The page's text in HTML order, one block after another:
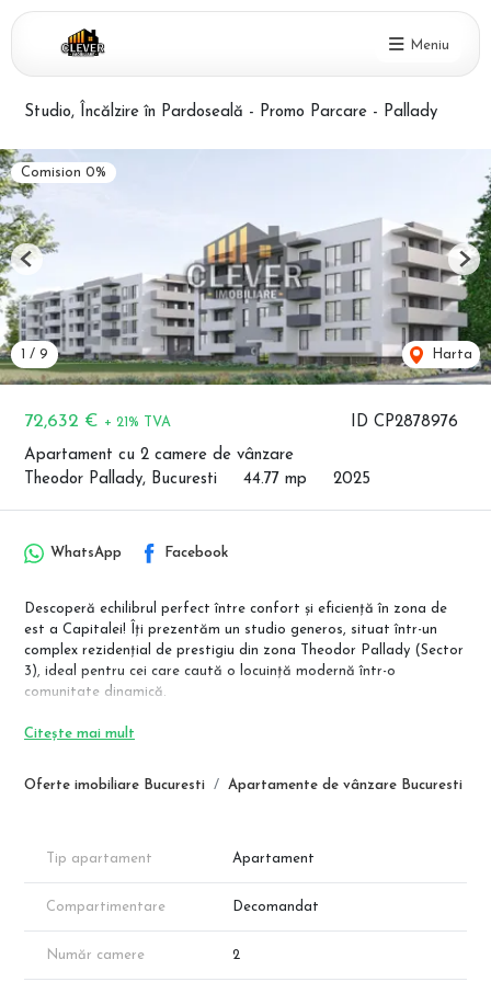
Meniu
Studio, Încălzire în Pardoseală - Promo Parcare - Pallady
ID CP2878976
72,632 € + 21% TVA
Apartament cu 2 camere de vânzare
Theodor Pallady, Bucuresti
44.77 mp 2025
Comision 0%
1 / 9 Harta
Previous
Oferte imobiliare Bucuresti Apartamente de vânzare Bucuresti
WhatsApp Facebook
Descoperă echilibrul perfect între confort și eficiență în zona de
est a Capitalei! Îți prezentăm un studio generos, situat într-un
complex rezidențial de prestigiu din zona Theodor Pallady (Sector
3), ideal pentru cei care caută o locuință modernă într-o
comunitate dinamică.
✨ Detalii Tehnice:
Compartimentare Inteligentă:
Baie: 4.60 mp.
proprie, ferestre generoase pentru luminozitate sporită și finisaje
complete la alegere.
Citește mai mult
Tip apartament Apartament
Compartimentare Decomandat
Număr camere 2